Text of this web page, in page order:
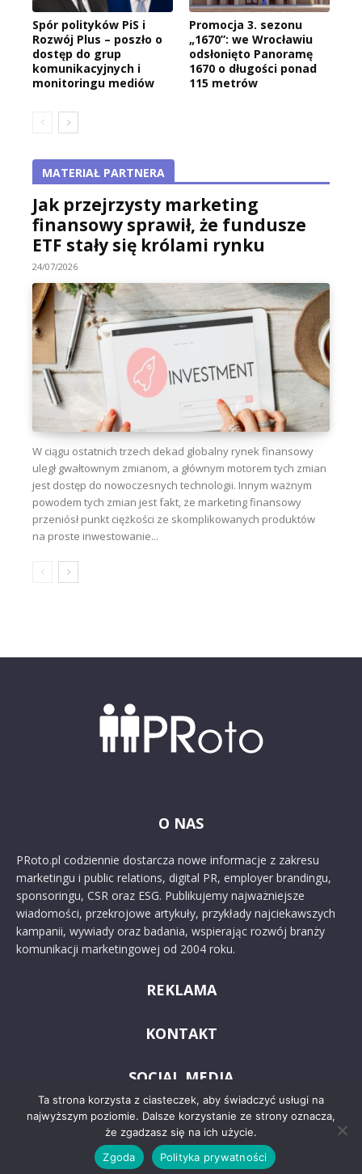
Spór polityków PiS i
Rozwój Plus – poszło o
dostęp do grup
komunikacyjnych i
monitoringu mediów
Promocja 3. sezonu
„1670”: we Wrocławiu
odsłonięto Panoramę
1670 o długości ponad
115 metrów
MATERIAŁ PARTNERA
Jak przejrzysty marketing
finansowy sprawił, że fundusze
ETF stały się królami rynku
24/07/2026
W ciągu ostatnich trzech dekad globalny rynek finansowy
uległ gwałtownym zmianom, a głównym motorem tych zmian
jest dostęp do nowoczesnych technologii. Innym ważnym
powodem tych zmian jest fakt, że marketing finansowy
przeniósł punkt ciężkości ze skomplikowanych produktów
na proste inwestowanie...
O NAS
PRoto.pl codziennie dostarcza nowe informacje z zakresu
marketingu i public relations, digital PR, employer brandingu,
sponsoringu, CSR oraz ESG. Publikujemy najważniejsze
wiadomości, przekrojowe artykuły, przykłady najciekawszych
kampanii, wywiady oraz badania, wspierając rozwój branży
komunikacji marketingowej od 2004 roku.
REKLAMA
KONTAKT
SOCIAL MEDIA
Ta strona korzysta z ciasteczek, aby świadczyć usługi na
najwyższym poziomie. Dalsze korzystanie ze strony oznacza,
że zgadzasz się na ich użycie.
Zgoda
Polityka prywatności